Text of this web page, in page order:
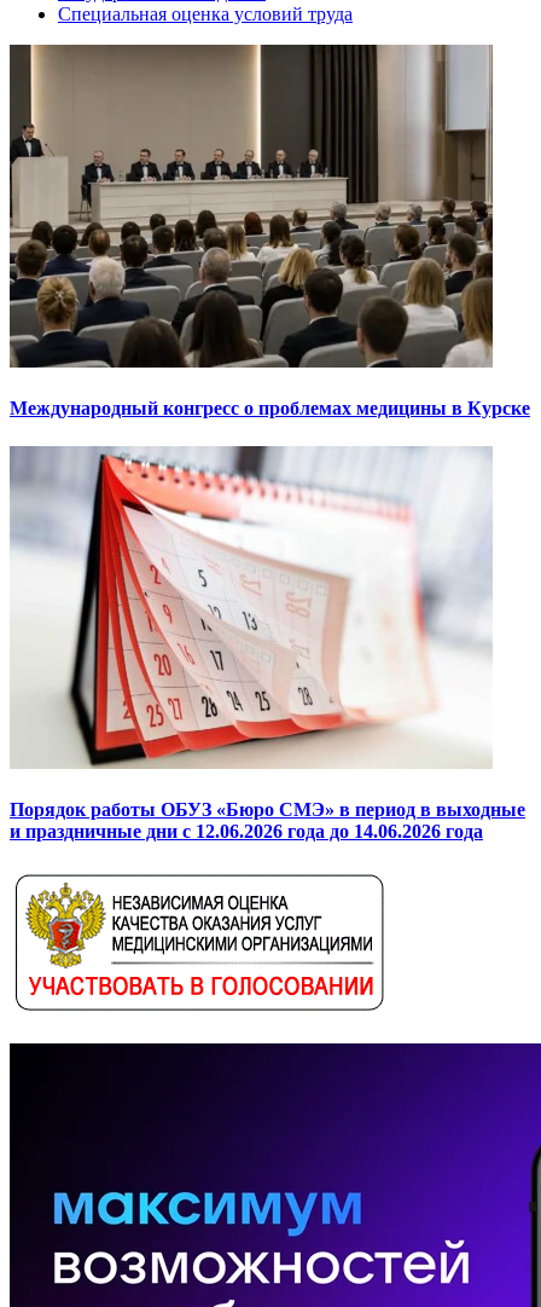
Специальная оценка условий труда
Международный конгресс о проблемах медицины в Курске
Порядок работы ОБУЗ «Бюро СМЭ» в период в выходные
и праздничные дни с 12.06.2026 года до 14.06.2026 года